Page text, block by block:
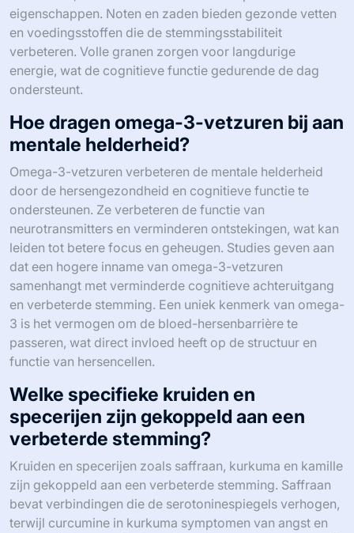
eigenschappen. Noten en zaden bieden gezonde vetten
en voedingsstoffen die de stemmingsstabiliteit
verbeteren. Volle granen zorgen voor langdurige
energie, wat de cognitieve functie gedurende de dag
ondersteunt.
Hoe dragen omega-3-vetzuren bij aan
mentale helderheid?
Omega-3-vetzuren verbeteren de mentale helderheid
door de hersengezondheid en cognitieve functie te
ondersteunen. Ze verbeteren de functie van
neurotransmitters en verminderen ontstekingen, wat kan
leiden tot betere focus en geheugen. Studies geven aan
dat een hogere inname van omega-3-vetzuren
samenhangt met verminderde cognitieve achteruitgang
en verbeterde stemming. Een uniek kenmerk van omega-
3 is het vermogen om de bloed-hersenbarrière te
passeren, wat direct invloed heeft op de structuur en
functie van hersencellen.
Welke specifieke kruiden en
specerijen zijn gekoppeld aan een
verbeterde stemming?
Kruiden en specerijen zoals saffraan, kurkuma en kamille
zijn gekoppeld aan een verbeterde stemming. Saffraan
bevat verbindingen die de serotoninespiegels verhogen,
terwijl curcumine in kurkuma symptomen van angst en